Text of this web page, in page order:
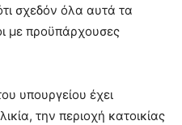
σχεδόν όλα αυτά τα
με προϋπάρχουσες
υπουργείου έχει
την περιοχή κατοικίας